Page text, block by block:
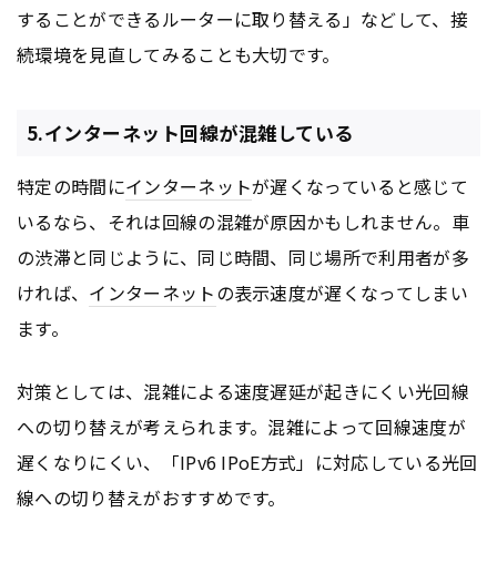
することができるルーターに取り替える」などして、接
続環境を見直してみることも大切です。
5.インターネット回線が混雑している
特定の時間にインターネットが遅くなっていると感じて
いるなら、それは回線の混雑が原因かもしれません。車
の渋滞と同じように、同じ時間、同じ場所で利用者が多
ければ、 インターネットの表示速度が遅くなってしまい
ます。
対策としては、混雑による速度遅延が起きにくい光回線
への切り替えが考えられます。混雑によって回線速度が
遅くなりにくい、「IPv6 IPoE方式」に対応している光回
線への切り替えがおすすめです。